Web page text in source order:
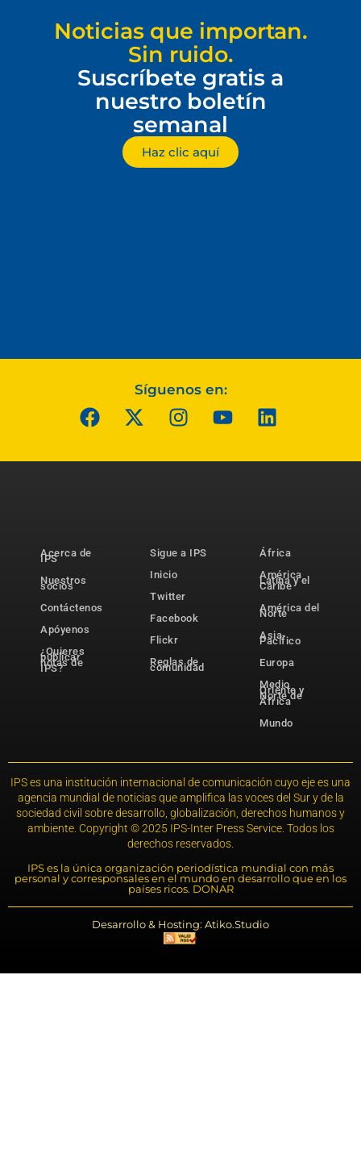
Noticias que importan.
Sin ruido.
Suscríbete gratis a
nuestro boletín
semanal
Haz clic aquí
Síguenos en:
Acerca de
IPS
Nuestros
socios
Contáctenos
Apóyenos
¿Quieres
publicar
notas de
IPS?
Sigue a IPS
Inicio
Twitter
Facebook
Flickr
Reglas de
comunidad
África
América
Latina y el
Caribe
América del
Norte
Asia-
Pacífico
Europa
Medio
Oriente y
Norte de
África
Mundo
IPS es una institución internacional de comunicación cuyo eje es una
agencia mundial de noticias que amplifica las voces del Sur y de la
sociedad civil sobre desarrollo, globalización, derechos humanos y
ambiente. Copyright © 2025 IPS-Inter Press Service. Todos los
derechos reservados.
IPS es la única organización periodística mundial con más
personal y corresponsales en el mundo en desarrollo que en los
países ricos. DONAR
Desarrollo & Hosting: Atiko.Studio